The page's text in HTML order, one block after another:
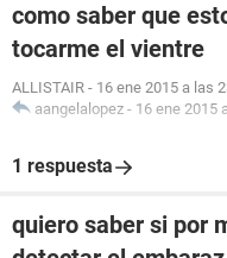
como saber que
tocarme el vientre
ALLISTAIR - 16 ene 2015 a las
aangelalopez - 16 ene 2015
1 respuesta
quiero saber si por